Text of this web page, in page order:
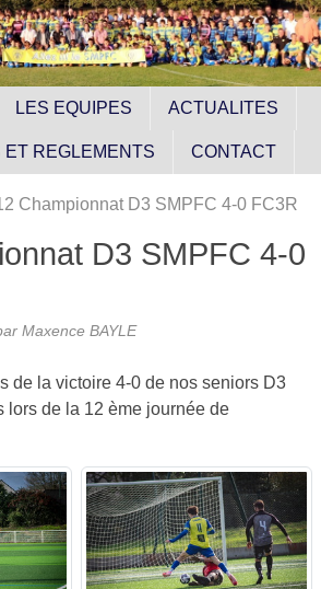
LES EQUIPES ACTUALITES
ET REGLEMENTS CONTACT
Championnat D3 SMPFC 4-0 FC3R
D3 SMPFC 4-0
Maxence BAYLE
de la victoire 4-0 de nos seniors D3
lors de la 12 ème journée de
cookies